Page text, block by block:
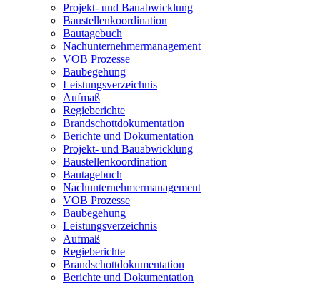
Projekt- und Bauabwicklung
Baustellenkoordination
Bautagebuch
Nachunternehmermanagement
VOB Prozesse
Baubegehung
Leistungsverzeichnis
Aufmaß
Regieberichte
Brandschottdokumentation
Berichte und Dokumentation
Projekt- und Bauabwicklung
Baustellenkoordination
Bautagebuch
Nachunternehmermanagement
VOB Prozesse
Baubegehung
Leistungsverzeichnis
Aufmaß
Regieberichte
Brandschottdokumentation
Berichte und Dokumentation